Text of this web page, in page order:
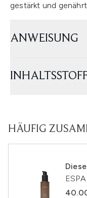
gestärkt und
ANWEISUNG
HÄUFIG